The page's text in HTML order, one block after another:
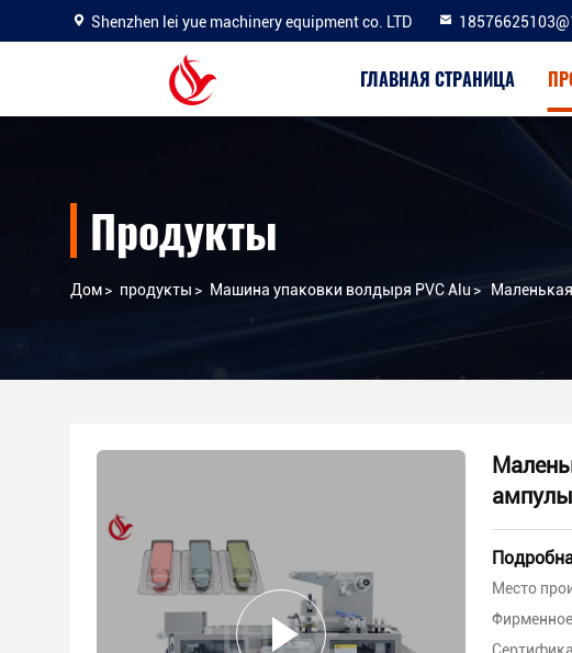
Shenzhen lei yue machinery equipment co. LTD
ГЛАВНАЯ СТРАНИЦА
Продукты
Дом> продукты > Машина упаковки волдыря PVC Alu >
Место